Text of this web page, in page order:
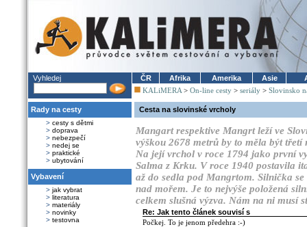
Vyhledej
Rady na cesty
> cesty s dětmi
> doprava
> nebezpečí
> nedej se
> praktické
> ubytování
Vybavení
> jak vybrat
> literatura
> materiály
> novinky
> testovna
ČR Afrika Amerika Asie
KALiMERA > On-line cesty > seriály > Slovinsko
Cesta na slovinské vrcholy
Mangart respektive Mangrt leží ve
výškou 2678 metrů by to měla být
Na její vrchol v roce 1794 jako první
Salma z Krku. V roce 1940 postavila
až do sedla pod Mangrtom. Silnička
nad mořem. Je to nejvýše položená
celkem slušná výzva. Nám na ni musí
Re: Jak tento článek souvisí s
Počkej. To je jenom předehra :-)